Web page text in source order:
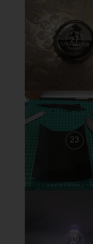
27
23
19